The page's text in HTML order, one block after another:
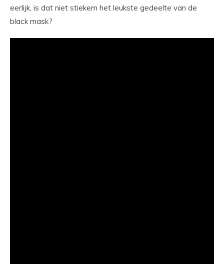
eerlijk, is dat niet stiekem het leukste gedeelte van de
black mask?